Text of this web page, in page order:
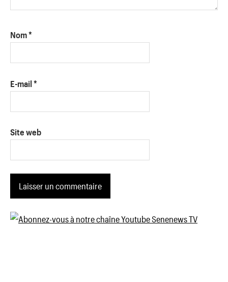
Nom*
E-mail *
Site web